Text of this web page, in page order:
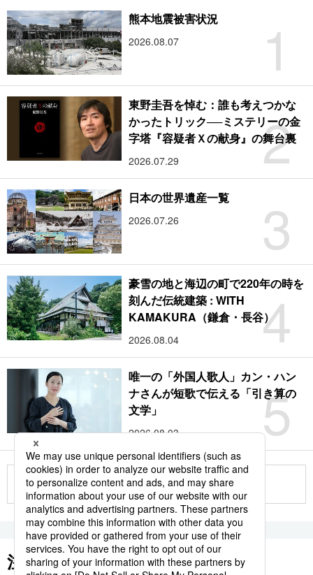
1
熊本地震被害状況
2026.08.07
2
東野圭吾を悼む：誰も考えつかな
かったトリック──ミステリーの金
字塔『容疑者Ｘの献身』の舞台裏
2026.07.29
3
日本の世界遺産一覧
2026.07.26
4
豪雪の地と海辺の町で220年の時を
刻んだ伝統建築 : WITH
KAMAKURA（鎌倉・長谷）
2026.08.04
5
唯一の「外国人歌人」カン・ハン
ナさんが短歌で伝える「引き算の
文学」
2026.08.03
もっと見る
注目のキーワード